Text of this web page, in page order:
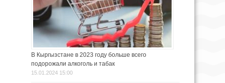
В Кыргызстане в 2023 году больше всего
подорожали алкоголь и табак
15.01.2024 15:00